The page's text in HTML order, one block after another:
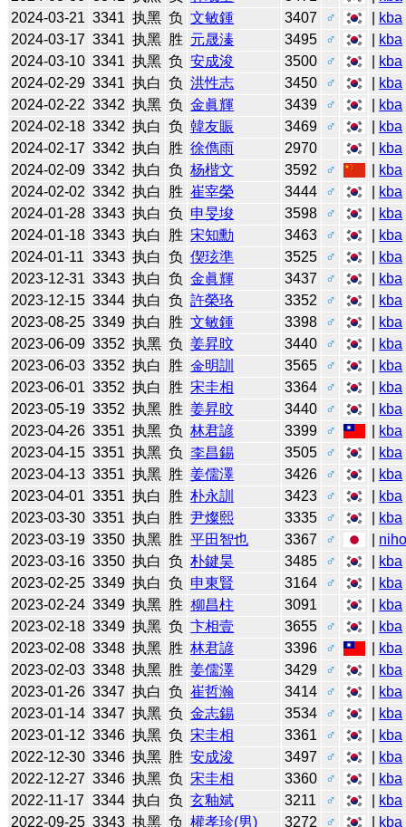
2024-03-21 3341 执黑 负 文敏鍾 3407 ♂ kba
2024-03-17 3341 执黑 胜 元晟溱 3495 ♂ kba
2024-03-10 3341 执黑 负 安成浚 3500 ♂ kba
2024-02-29 3341 执白 负 洪性志 3450 ♂ kba
2024-02-22 3342 执黑 负 金眞輝 3439 ♂ kba
2024-02-18 3342 执白 负 韓友賑 3469 ♂ kba
2024-02-17 3342 执白 胜 徐儁雨 2970 kba
2024-02-09 3342 执白 负 杨楷文 3592 ♂ kba
2024-02-02 3342 执白 胜 崔宰榮 3444 ♂ kba
2024-01-28 3343 执白 负 申旻埈 3598 ♂ kba
2024-01-18 3343 执白 胜 宋知勳 3463 ♂ kba
2024-01-11 3343 执白 负 偰玹準 3525 ♂ kba
2023-12-31 3343 执白 负 金眞輝 3437 ♂ kba
2023-12-15 3344 执白 负 許榮珞 3352 ♂ kba
2023-08-25 3349 执白 胜 文敏鍾 3398 ♂ kba
2023-06-09 3352 执黑 负 姜昇旼 3440 ♂ kba
2023-06-03 3352 执白 胜 金明訓 3565 ♂ kba
2023-06-01 3352 执白 胜 宋圭相 3364 ♂ kba
2023-05-19 3352 执黑 胜 姜昇旼 3440 ♂ kba
2023-04-26 3351 执黑 负 林君諺 3399 ♂ kba
2023-04-15 3351 执黑 负 李昌錫 3505 ♂ kba
2023-04-13 3351 执黑 胜 姜儒澤 3426 ♂ kba
2023-04-01 3351 执白 胜 朴永訓 3423 ♂ kba
2023-03-30 3351 执白 胜 尹燦熙 3335 ♂ kba
2023-03-19 3350 执黑 胜 平田智也 3367 ♂
2023-03-16 3350 执白 负 朴鍵昊 3485 ♂ kba
2023-02-25 3349 执白 负 申東賢 3164 ♂ kba
2023-02-24 3349 执黑 胜 柳昌柱 3091 kba
2023-02-18 3349 执黑 负 卞相壹 3655 ♂ kba
2023-02-08 3348 执黑 胜 林君諺 3396 ♂ kba
2023-02-03 3348 执黑 胜 姜儒澤 3429 ♂ kba
2023-01-26 3347 执白 负 崔哲瀚 3414 ♂ kba
2023-01-14 3347 执黑 负 金志錫 3534 ♂ kba
2023-01-12 3346 执黑 负 宋圭相 3361 ♂ kba
2022-12-30 3346 执黑 胜 安成浚 3497 ♂ kba
2022-12-27 3346 执黑 负 宋圭相 3360 ♂ kba
2022-11-17 3344 执白 负 玄釉斌 3211 ♂ kba
2022-09-25 3343 执黑 负 權孝珍(男) 3272 ♂ kba